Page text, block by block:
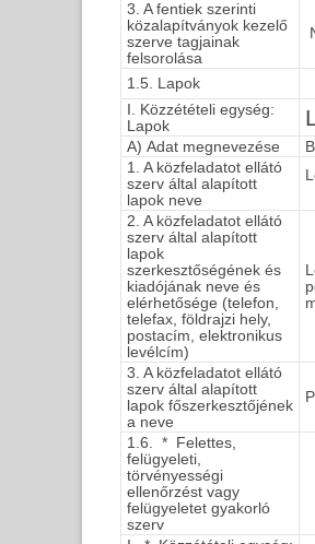
3. A fentiek szerinti
közalapítványok kezelő
szerve tagjainak
felsorolása
1.5. Lapok
I. Közzétételi egység:
Lapok
A) Adat megnevezése
1. A közfeladatot ellátó
szerv által alapított
lapok neve
2. A közfeladatot ellátó
szerv által alapított
lapok
szerkesztőségének és
kiadójának neve és
elérhetősége (telefon,
telefax, földrajzi hely,
postacím, elektronikus
levélcím)
3. A közfeladatot ellátó
szerv által alapított
lapok főszerkesztőjének
a neve
1.6. * Felettes,
felügyeleti,
törvényességi
ellenőrzést vagy
felügyeletet gyakorló
szerv